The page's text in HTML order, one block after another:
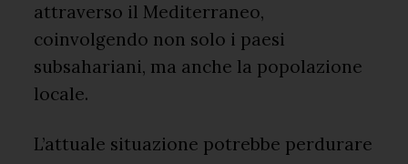
attraverso il Mediterraneo,
coinvolgendo non solo i paesi
subsahariani, ma anche la popolazione
locale.
L’attuale situazione potrebbe perdurare